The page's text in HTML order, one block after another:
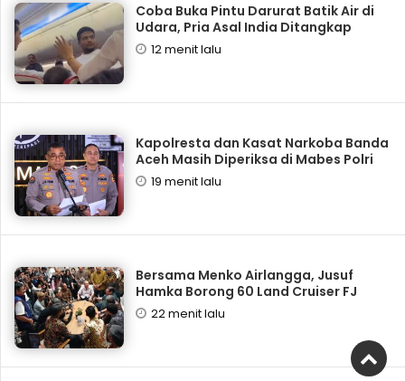
Coba Buka Pintu Darurat Batik Air di
Udara, Pria Asal India Ditangkap
12 menit lalu
Kapolresta dan Kasat Narkoba Banda
Aceh Masih Diperiksa di Mabes Polri
19 menit lalu
Bersama Menko Airlangga, Jusuf
Hamka Borong 60 Land Cruiser FJ
22 menit lalu